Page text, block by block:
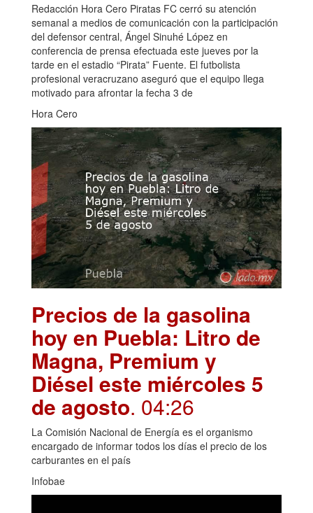
Redacción Hora Cero Piratas FC cerró su atención
semanal a medios de comunicación con la participación
del defensor central, Ángel Sinuhé López en
conferencia de prensa efectuada este jueves por la
tarde en el estadio “Pirata” Fuente. El futbolista
profesional veracruzano aseguró que el equipo llega
motivado para afrontar la fecha 3 de
Hora Cero
Precios de la gasolina
hoy en Puebla: Litro de
Magna, Premium y
Diésel este miércoles 5
de agosto. 04:26
La Comisión Nacional de Energía es el organismo
encargado de informar todos los días el precio de los
carburantes en el país
Infobae